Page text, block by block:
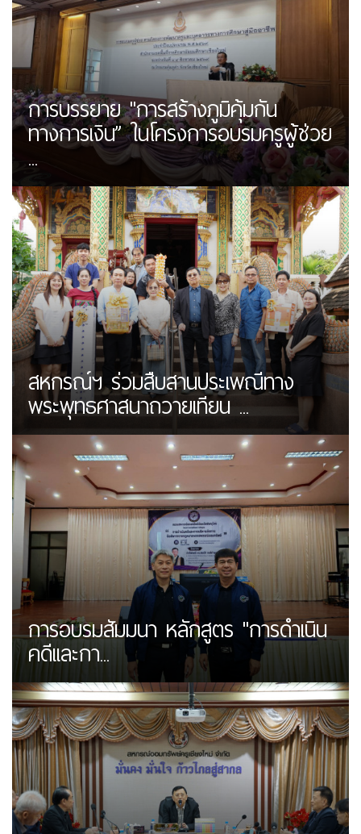
การบรรยาย "การสร้างภูมิคุ้มกัน
ทางการเงิน” ในโครงการอบรมครูผู้ช่วย
...
สหกรณ์ฯ ร่วมสืบสานประเพณีทาง
พระพุทธศาสนาถวายเทียน ...
การอบรมสัมมนา หลักสูตร "การดำเนิน
คดีเเละกา...